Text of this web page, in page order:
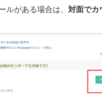
ルがある場合は、 対面でカ